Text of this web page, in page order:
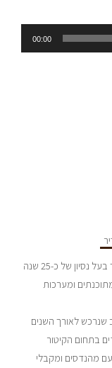
00:00
החברה נוסדה ע”י יוסי תדיר הנדסאי חשמל מוסמך בעל נסיון של כ-25 שנה
ומערכות
שנרכש לאורך השנים
בתחום הקיטור
מהנדסים ומקבלי